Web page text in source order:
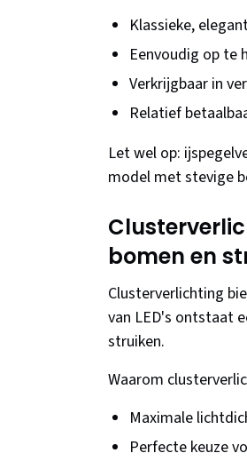
Klassieke,
Eenvoudig op te
Verkrijgbaar in
Relatief
Let wel op:
model met stevige
bomen en
Clusterverlichting
van LED's ontstaat
struiken.
Waarom
Maximale
Perfecte keuze